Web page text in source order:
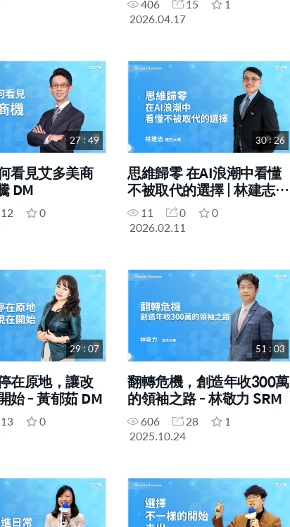
406 15
1
2026.04.17
27 : 49
看見艾多美商
DM
12
0
30 : 26
思維歸零 在AI浪潮中看懂
不被取代的選擇 | 林建志
DM | 2026年02月11號 一
日研討會
11 0
0
2026.02.11
29 : 07
在原地，讓改
始 - 黃郁茹 DM
13
0
51 : 03
翻轉危機，創造年收300萬
的領袖之路 - 林敬力 SRM
606 28
1
2025.10.24